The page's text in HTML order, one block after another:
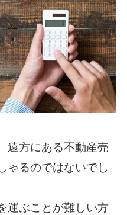
遠方にある不動産売
ゃるのではないでし
運ぶことが難しい方